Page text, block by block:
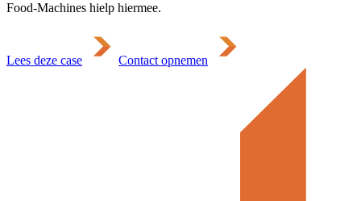
Food-Machines hielp hiermee.
Lees deze case Contact opnemen